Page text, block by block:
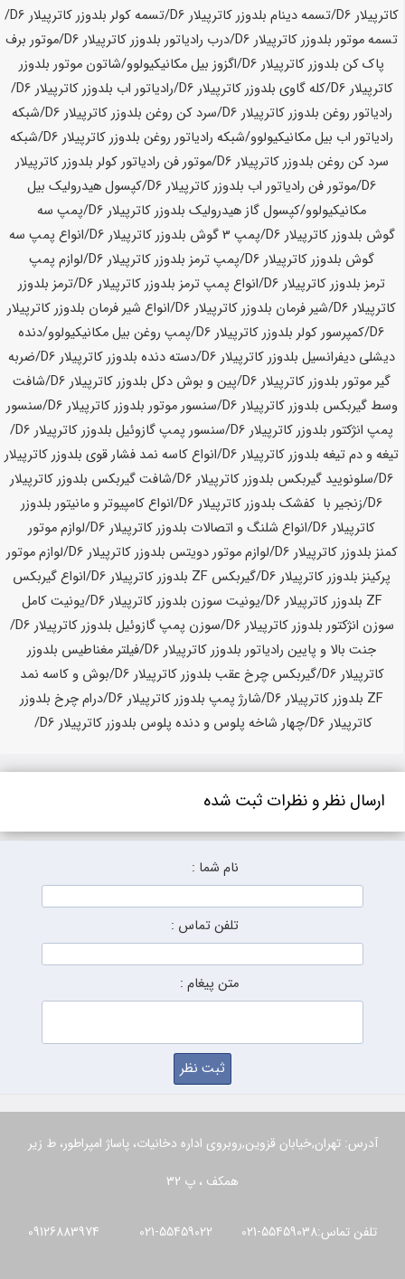
ارسال نظر و نظرات ثبت شده
نام شما :
تلفن تماس :
متن پیغام :
آدرس: تهران,خیابان قزوین,روبروی اداره دخانیات، پاساژ امپراطور، ط زیر
همکف ، پ 32
تلفن تماس:55459038-021 55459022-021 09126883974